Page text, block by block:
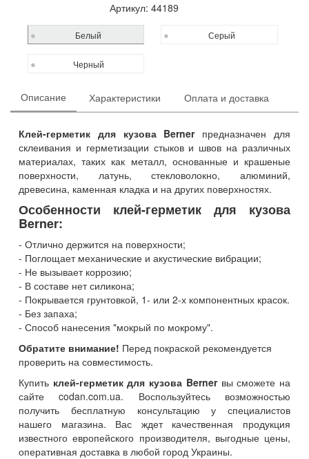
Артикул: 44189
Белый Серый
Черный
Описание Характеристики Оплата и доставка
Клей-герметик для кузова Bernerпредназначен для
склеивания и герметизации стыков и швов на различных
материалах, таких как металл, основанные и крашеные
поверхности, латунь, стекловолокно, алюминий,
древесина, каменная кладка и на других поверхностях.
Особенности клей-герметик для кузова
Berner:
Отлично держится на поверхности;
Поглощает механические и акустические вибрации;
Не вызывает коррозию;
В составе нет силикона;
Покрывается грунтовкой, 1- или 2-х компонентных красок.
Без запаха;
Способ нанесения "мокрый по мокрому".
Обратите внимание! Перед покраской рекомендуется
проверить на совместимость.
Купить клей-герметик для кузова Bernerвы сможете на
сайте codan.com.ua. Воспользуйтесь возможностью
получить бесплатную консультацию у специалистов
нашего магазина. Вас ждет качественная продукция
известного европейского производителя, выгодные цены,
оперативная доставка в любой город Украины.